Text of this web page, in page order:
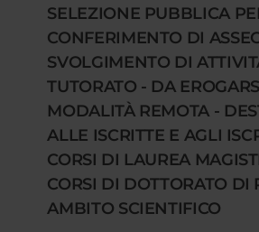
SELEZIONE PUBBLICA
CONFERIMENTO DI
SVOLGIMENTO DI
TUTORATO - DA
MODALITÀ REMOTA -
ALLE ISCRITTE E AGLI
CORSI DI LAUREA
CORSI DI DOTTORATO DI
AMBITO SCIENTIFICO